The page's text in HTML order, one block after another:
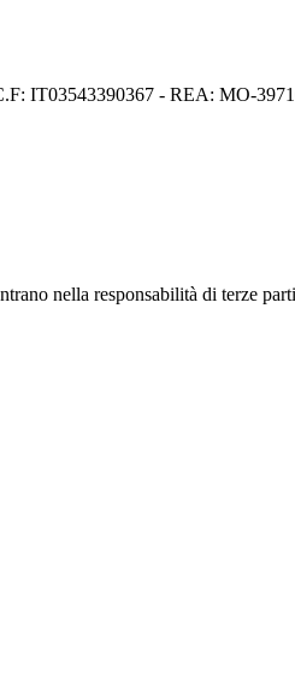
IT03543390367 - REA: MO-
nella responsabilità di terze